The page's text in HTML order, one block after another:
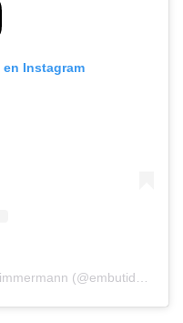
Instagram
Una publicación compartida por Zimmermann (@embutidoszimmermann)